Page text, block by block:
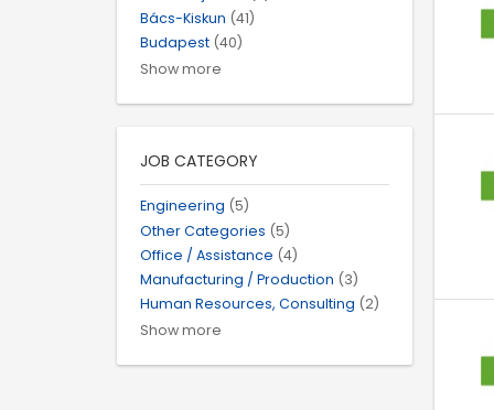
Bács-Kiskun (41)
Budapest (40)
Show more
JOB CATEGORY
Engineering (5)
Other Categories (5)
Office / Assistance (4)
Manufacturing / Production (3)
Human Resources, Consulting (2)
Show more